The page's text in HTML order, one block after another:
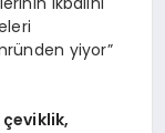
yiyor”